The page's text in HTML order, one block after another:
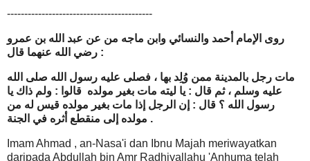
------------------------------------------
روى الإمام أحمد والنسائي وابن ماجه من عن عبد الله بن عمرو
رضي الله عنهما قال :
مات رجل بالمدينة ممن وُلِد بها ، فصلى عليه رسول الله صلى الله
عليه وسلم ، ثم قال : يا ليته مات بغير مولده قالوا : ولم ذاك يا
رسول الله ؟ قال : إن الرجل إذا مات بغير مولده قيس له من
مولده إلى منقطع أثره في الجنة .
Imam Ahmad , an-Nasa'i dan Ibnu Majah meriwayatkan
daripada Abdullah bin Amr Radhiyallahu 'Anhuma telah